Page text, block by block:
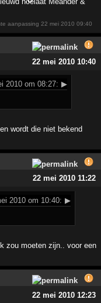
aanpassing22 mei 2010 09:40
22 mei 2010 10:40
2010 om 08:27: ▶
wordt die niet bekend
22 mei 2010 11:22
2010 om 10:40: ▶
zou moeten zijn.. voor een
22 mei 2010 12:23